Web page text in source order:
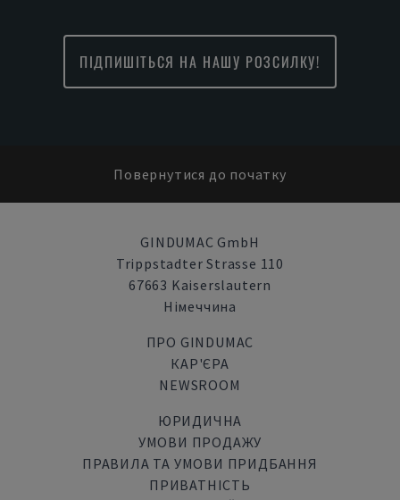
ПІДПИШІТЬСЯ НА НАШУ РОЗСИЛКУ!
Повернутися до початку
GINDUMAC GmbH
Trippstadter Strasse 110
67663 Kaiserslautern
Німеччина
ПРО GINDUMAC
КАР'ЄРА
NEWSROOM
ЮРИДИЧНА
УМОВИ ПРОДАЖУ
ПРАВИЛА ТА УМОВИ ПРИДБАННЯ
ПРИВАТНІСТЬ